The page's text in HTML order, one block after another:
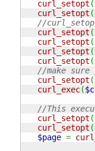
curl_setopt (
curl_setopt (
//
curl_setopt (
curl_setopt (
curl_setopt (
curl_setopt (
//make sure
curl_setopt (
curl_exec(
//This
curl_setopt (
curl_setopt (
$page =